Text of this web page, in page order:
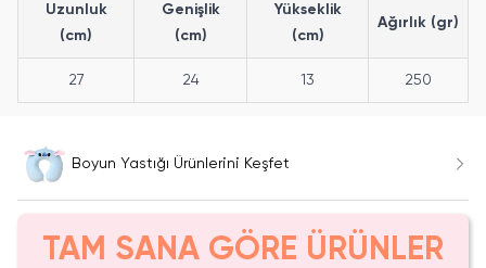
Uzunluk
(cm)
Genişlik
(cm)
Yükseklik
(cm)
Ağırlık (gr)
27 24 13 250
Boyun Yastığı Ürünlerini Keşfet
TAM SANA GÖRE ÜRÜNLER